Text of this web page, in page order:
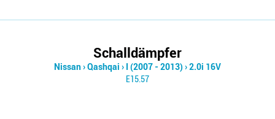
Schalldämpfer
Nissan›Qashqai › I (2007 - 2013) ›2.0i 16V
E15.57